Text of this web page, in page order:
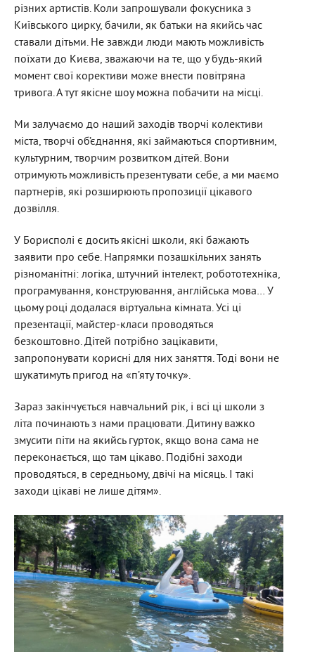
різних артистів. Коли запрошували фокусника з
Київського цирку, бачили, як батьки на якийсь час
ставали дітьми. Не завжди люди мають можливість
поїхати до Києва, зважаючи на те, що у будь-який
момент свої корективи може внести повітряна
тривога. А тут якісне шоу можна побачити на місці.
Ми залучаємо до наший заходів творчі колективи
міста, творчі об’єднання, які займаються спортивним,
культурним, творчим розвитком дітей. Вони
отримують можливість презентувати себе, а ми маємо
партнерів, які розширюють пропозиції цікавого
дозвілля.
У Борисполі є досить якісні школи, які бажають
заявити про себе. Напрямки позашкільних занять
різноманітні: логіка, штучний інтелект, робототехніка,
програмування, конструювання, англійська мова… У
цьому році додалася віртуальна кімната. Усі ці
презентації, майстер-класи проводяться
безкоштовно. Дітей потрібно зацікавити,
запропонувати корисні для них заняття. Тоді вони не
шукатимуть пригод на «п’яту точку».
Зараз закінчується навчальний рік, і всі ці школи з
літа починають з нами працювати. Дитину важко
змусити піти на якийсь гурток, якщо вона сама не
переконається, що там цікаво. Подібні заходи
проводяться, в середньому, двічі на місяць. І такі
заходи цікаві не лише дітям».